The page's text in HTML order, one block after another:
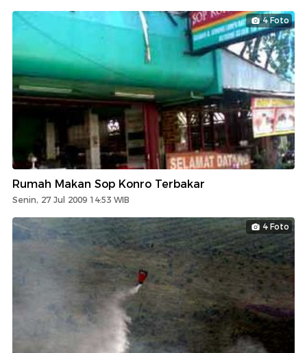
4 Foto
Rumah Makan Sop Konro Terbakar
Senin, 27 Jul 2009 14:53 WIB
4 Foto